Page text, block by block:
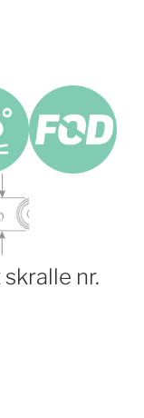
nr.